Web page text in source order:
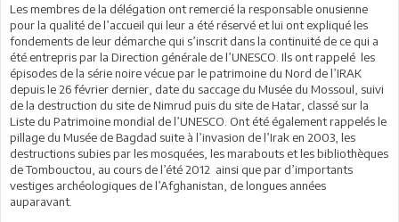
Les membres de la délégation ont remercié la responsable onusienne
pour la qualité de l’accueil qui leur a été réservé et lui ont expliqué les
fondements de leur démarche qui s’inscrit dans la continuité de ce qui a
été entrepris par la Direction générale de l’UNESCO. Ils ont rappelé les
épisodes de la série noire vécue par le patrimoine du Nord de l’IRAK
depuis le 26 février dernier, date du saccage du Musée du Mossoul, suivi
de la destruction du site de Nimrud puis du site de Hatar, classé sur la
Liste du Patrimoine mondial de l’UNESCO. Ont été également rappelés le
pillage du Musée de Bagdad suite à l’invasion de l’Irak en 2003, les
destructions subies par les mosquées, les marabouts et les bibliothèques
de Tombouctou, au cours de l’été 2012 ainsi que par d’importants
vestiges archéologiques de l’Afghanistan, de longues années
auparavant.